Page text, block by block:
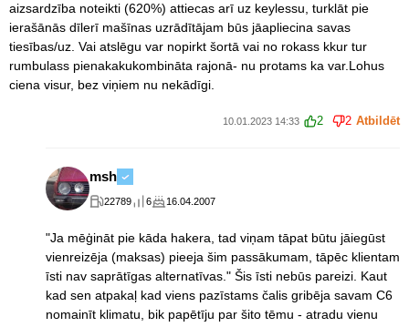
aizsardzība noteikti (620%) attiecas arī uz keylessu, turklāt pie
ierašānās dīlerī mašīnas uzrādītājam būs jāapliecina savas
tiesības/uz. Vai atslēgu var nopirkt šortā vai no rokass kkur tur
rumbulass pienakakukombināta rajonā- nu protams ka var.Lohus
ciena visur, bez viņiem nu nekādīgi.
10.01.2023 14:33 2 2 Atbildēt
msh
22789 6 16.04.2007
"Ja mēģināt pie kāda hakera, tad viņam tāpat būtu jāiegūst
vienreizēja (maksas) pieeja šim passākumam, tāpēc klientam
īsti nav saprātīgas alternatīvas." Šis īsti nebūs pareizi. Kaut
kad sen atpakaļ kad viens pazīstams čalis gribēja savam C6
nomainīt klimatu, bik papētīju par šito tēmu - atradu vienu